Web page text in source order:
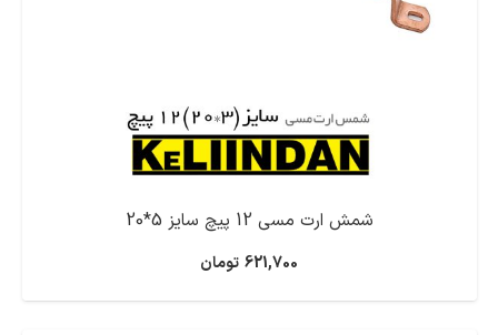
شمش ارت مسی 12 پیچ سایز 5*20
621,700 تومان